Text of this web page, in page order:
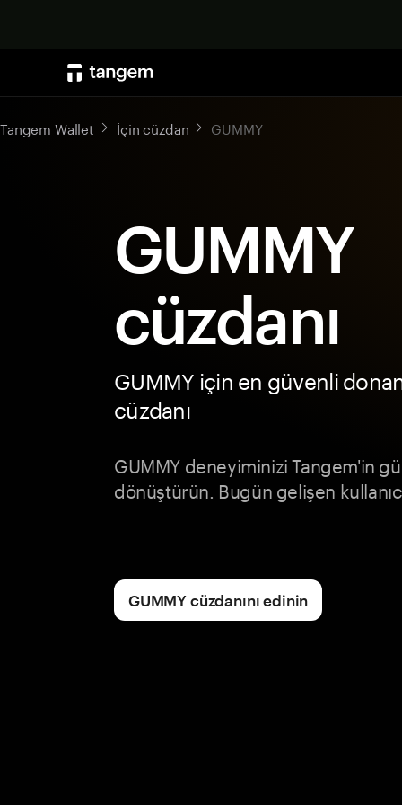
Tangem Wallet İçin cüzdan GUMMY
GUMMY
cüzdanı
GUMMY için en güvenli
cüzdanı
GUMMY deneyiminizi Tangem'in
dönüştürün. Bugün gelişen
GUMMY cüzdanını edinin